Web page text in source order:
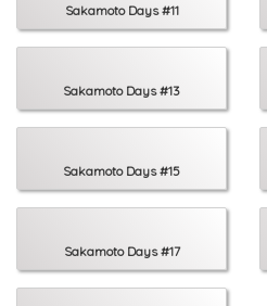
Sakamoto Days #11
Sakamoto Days #13
Sakamoto Days #15
Sakamoto Days #17